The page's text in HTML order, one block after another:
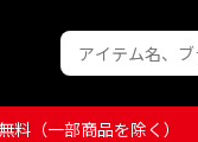
（一部商品を除く）